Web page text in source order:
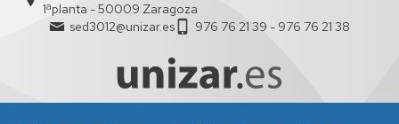
1ªplanta - 50009 Zaragoza
sed3012@unizar.es
976 76 21 39 - 976 76 21 38